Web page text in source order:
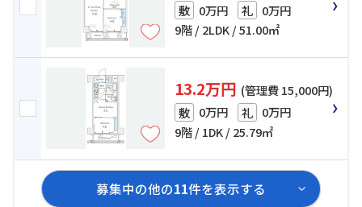
敷 0万円 礼 0万円
9階 / 2LDK / 51.00㎡
13.2万円 (管理費 15,000円)
敷 0万円 礼 0万円
9階 / 1DK / 25.79㎡
募集中の他の11件を表示する